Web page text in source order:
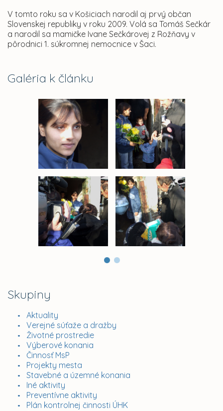
Galéria k článku
Skupiny
Aktuality
Verejné súťaže a dražby
Životné prostredie
Výberové konania
Činnosť MsP
Projekty mesta
Stavebné a územné konania
Iné aktivity
Preventívne aktivity
Plán kontrolnej činnosti ÚHK
V tomto roku sa v Košiciach narodil aj prvý občan
Slovenskej republiky v roku 2009. Volá sa Tomáš Sečkár
a narodil sa mamičke Ivane Sečkárovej z Rožňavy v
pôrodnici 1. súkromnej nemocnice v Šaci.